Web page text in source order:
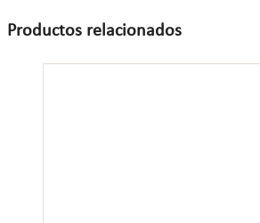
Productos relacionados